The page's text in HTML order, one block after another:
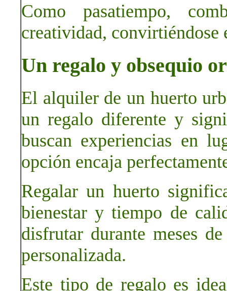
Como pasatiempo,
creatividad, convirtiéndose
Un regalo y obsequio
El alquiler de un huerto
un regalo diferente y
buscan experiencias en
opción encaja
Regalar un huerto
bienestar y tiempo de
disfrutar durante meses
personalizada.
Este tipo de regalo es